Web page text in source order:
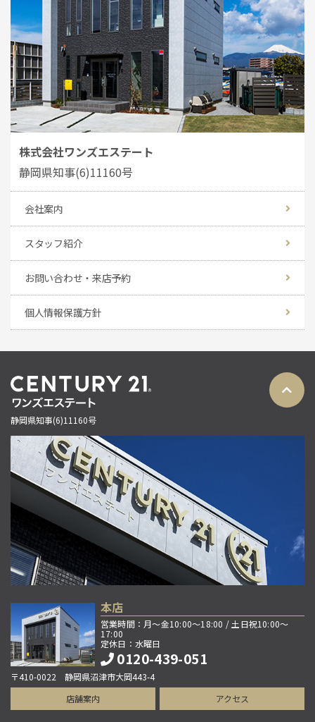
株式会社ワンズエステート
静岡県知事(6)11160号
会社案内
スタッフ紹介
お問い合わせ・来店予約
個人情報保護方針
静岡県知事(6)11160号
本店
営業時間：月～金10:00～18:00 / 土日祝10:00～
17:00
定休日：水曜日
0120-439-051
〒410-0022 静岡県沼津市大岡443-4
店舗案内
アクセス